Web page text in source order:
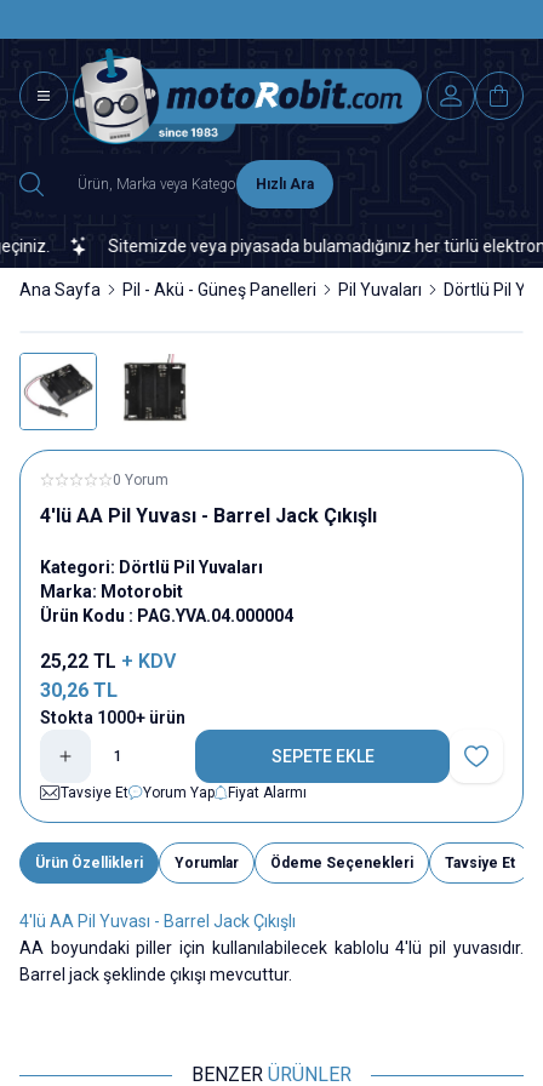
Hızlı Ara
Sitemizde veya piyasada bulamadığınız her türlü
Ana Sayfa Pil - Akü - Güneş Panelleri Pil Yuvaları Dörtlü Pil
0 Yorum
4'lü AA Pil Yuvası - Barrel Jack Çıkışlı
Kategori: Dörtlü Pil Yuvaları
Marka: Motorobit
Ürün Kodu : PAG.YVA.04.000004
25,22 TL + KDV
30,26 TL
Stokta 1000+ ürün
SEPETE EKLE
Favoriye
Tavsiye Et
Yorum Yap Fiyat Alarmı
Ürün Özellikleri Yorumlar Ödeme Seçenekleri Tavsiye Et
4'lü AA Pil Yuvası - Barrel Jack Çıkışlı
AA boyundaki piller için kullanılabilecek kablolu 4'lü pil yuvasıdır.
Barrel jack şeklinde çıkışı mevcuttur.
BENZER ÜRÜNLER